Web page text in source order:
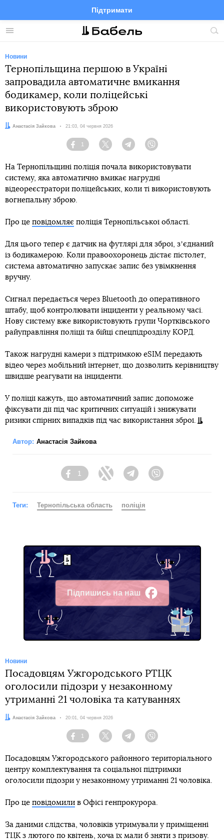
Меню
Підтримати
FacebookTelegramTwitter
Новини
Тернопільщина першою в Україні
запровадила автоматичне вмикання
бодикамер, коли поліцейські
використовують зброю
Автор:
Анастасія Зайкова Дата:
21:03, 04 червня 2026
Facebook
1
Twitter TelegramViber
На Тернопільщині поліція почала використовувати
систему, яка автоматично вмикає нагрудні
відеореєстратори поліцейських, коли ті використовують
вогнепальну зброю.
Про це повідомляє поліція Тернопільської області.
Для цього тепер є датчик на футлярі для зброї, зʼєднаний
із бодикамерою. Коли правоохоронець дістає пістолет,
система автоматично запускає запис без увімкнення
вручну.
Сигнал передається через Bluetooth до оперативного
штабу, щоб контролювати інциденти у реальному часі.
Нову систему вже використовують групи Чортківського
райуправління поліції та бійці спецпідрозділу КОРД.
Також нагрудні камери з підтримкою eSIM передають
відео через мобільний інтернет, що дозволить керівництву
швидше реагувати на інциденти.
У поліції кажуть, що автоматичний запис допоможе
фіксувати дії під час критичних ситуацій і знижувати
ризики спірних випадків під час використання зброї.
Автор: Анастасія Зайкова
Facebook
1
Twitter TelegramViber
Теги: Тернопільська область поліція
Підпишись на наш
Facebook
Новини
Посадовцям Ужгородського РТЦК
оголосили підозри у незаконному
утриманні 21 чоловіка та катуваннях
Автор:
Анастасія Зайкова Дата:
20:01, 04 червня 2026
Facebook
1
Twitter TelegramViber
Посадовцям Ужгородського районного територіального
центру комплектування та соціальної підтримки
оголосили підозри у незаконному утриманні 21 чоловіка.
Про це повідомили в Офісі генпрокурора.
За даними слідства, чоловіків утримували у приміщенні
ТЦК з лютого по квітень, хоча їх мали б зняти з призову.